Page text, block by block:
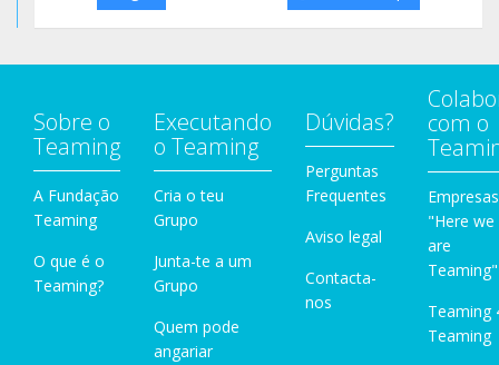
Sobre o
Teaming
A Fundação
Teaming
O que é o
Teaming?
Executando
o Teaming
Cria o teu
Grupo
Junta-te a um
Grupo
Quem pode
angariar
Dúvidas?
Perguntas
Frequentes
Aviso legal
Contacta-
nos
com o
Empresas
"Here we
are
Teaming"
Teaming
Teaming